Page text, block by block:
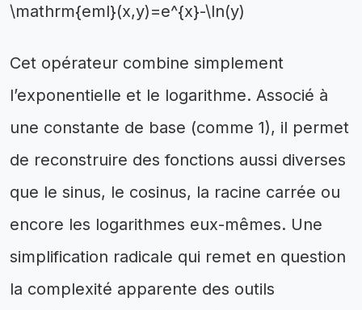
\mathrm{eml}(x,y)=e^{x}-\ln(y)
Cet opérateur combine simplement
l’exponentielle et le logarithme. Associé à
une constante de base (comme 1), il permet
de reconstruire des fonctions aussi diverses
que le sinus, le cosinus, la racine carrée ou
encore les logarithmes eux-mêmes. Une
simplification radicale qui remet en question
la complexité apparente des outils